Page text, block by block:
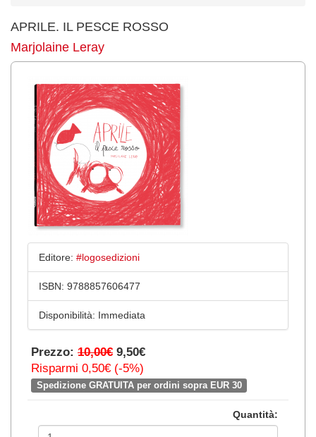
APRILE. IL PESCE ROSSO
Marjolaine Leray
Editore: #logosedizioni
ISBN: 9788857606477
Disponibilità: Immediata
Prezzo: 10,00€ 9,50€
Risparmi 0,50€ (-5%)
Spedizione GRATUITA per ordini sopra EUR 30
Quantità: